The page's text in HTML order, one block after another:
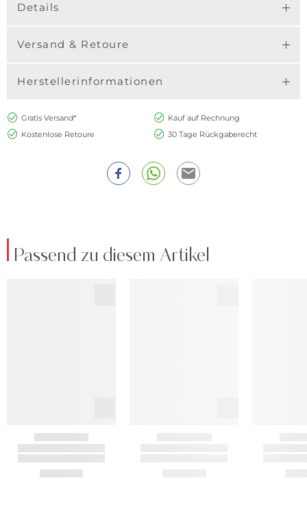
Details
Versand & Retoure
Herstellerinformationen
Gratis Versand*
Kauf auf Rechnung
Kostenlose Retoure
30 Tage Rückgaberecht
Passend zu diesem Artikel